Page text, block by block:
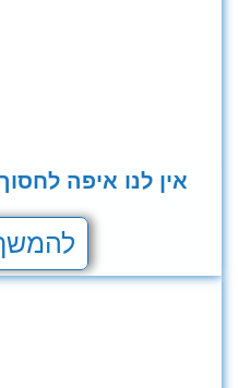
אין לנו איפה